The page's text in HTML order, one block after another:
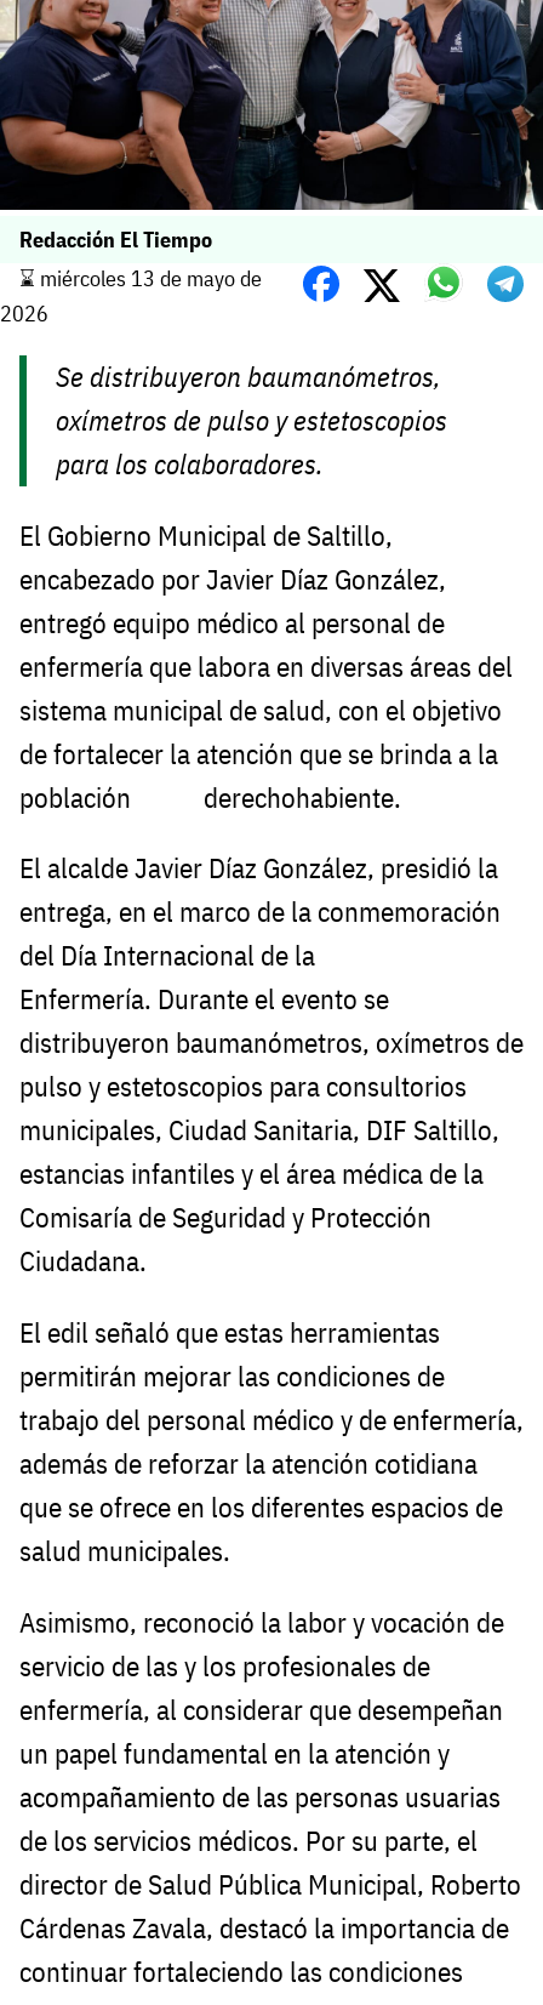
Redacción El Tiempo
⌛️ miércoles 13 de mayo de
2026
Se distribuyeron baumanómetros,
oxímetros de pulso y estetoscopios
para los colaboradores.
El Gobierno Municipal de Saltillo,
encabezado por Javier Díaz González,
entregó equipo médico al personal de
enfermería que labora en diversas áreas del
sistema municipal de salud, con el objetivo
de fortalecer la atención que se brinda a la
población derechohabiente.
El alcalde Javier Díaz González, presidió la
entrega, en el marco de la conmemoración
del Día Internacional de la
Enfermería. Durante el evento se
distribuyeron baumanómetros, oxímetros de
pulso y estetoscopios para consultorios
municipales, Ciudad Sanitaria, DIF Saltillo,
estancias infantiles y el área médica de la
Comisaría de Seguridad y Protección
Ciudadana.
El edil señaló que estas herramientas
permitirán mejorar las condiciones de
trabajo del personal médico y de enfermería,
además de reforzar la atención cotidiana
que se ofrece en los diferentes espacios de
salud municipales.
Asimismo, reconoció la labor y vocación de
servicio de las y los profesionales de
enfermería, al considerar que desempeñan
un papel fundamental en la atención y
acompañamiento de las personas usuarias
de los servicios médicos. Por su parte, el
director de Salud Pública Municipal, Roberto
Cárdenas Zavala, destacó la importancia de
continuar fortaleciendo las condiciones